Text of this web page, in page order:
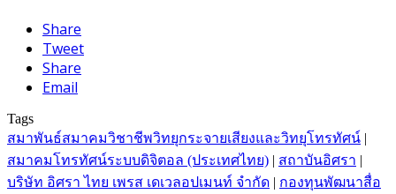
Share
Tweet
Share
Email
Tags
สมาพันธ์สมาคมวิชาชีพวิทยุกระจายเสียงและวิทยุโทรทัศน์ |
สมาคมโทรทัศน์ระบบดิจิตอล (ประเทศไทย) | สถาบันอิศรา |
บริษัท อิศรา ไทย เพรส เดเวลอปเมนท์ จำกัด | กองทุนพัฒนาสื่อ